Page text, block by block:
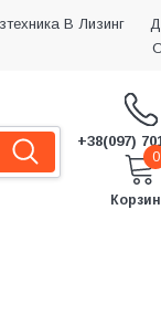
В Лизинг
+38(097)
0